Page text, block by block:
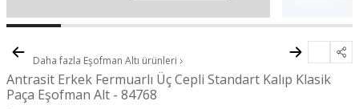
Daha fazla Eşofman Altı ürünleri
Antrasit Erkek Fermuarlı Üç Cepli Standart Kalıp Klasik
Paça Eşofman Alt - 84768